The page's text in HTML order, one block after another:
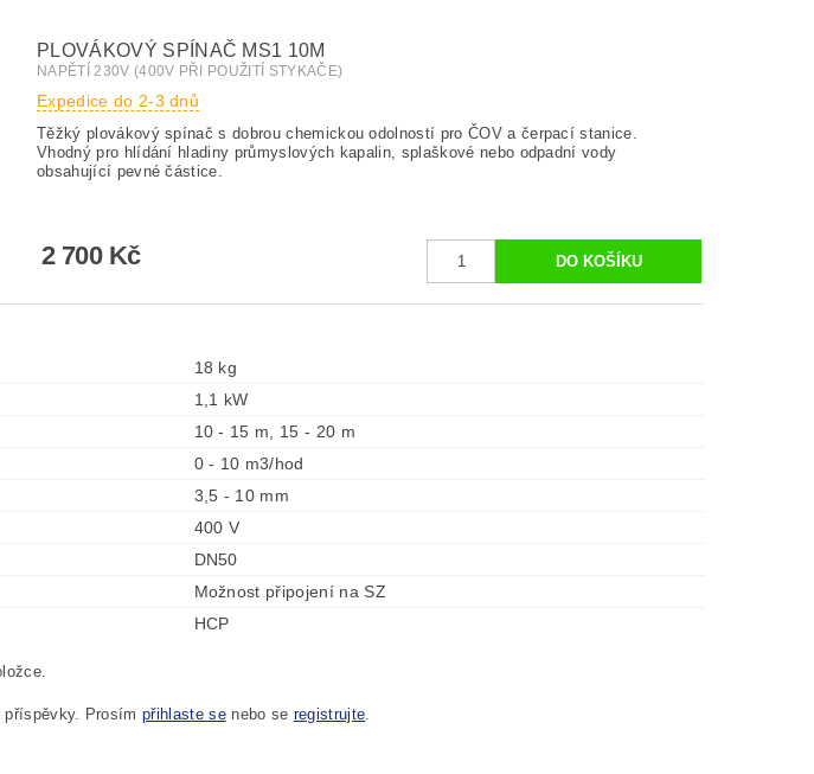
PLOVÁKOVÝ SPÍNAČ MS1 10M
NAPĚTÍ 230V (400V PŘI POUŽITÍ STYKAČE)
Expedice do 2-3 dnů
Těžký plovákový spínač s dobrou chemickou odolností pro ČOV a čerpací stanice.
Vhodný pro hlídání hladiny průmyslových kapalin, splaškové nebo odpadní vody
obsahující pevné částice.
2 700 Kč
18 kg
1,1 kW
10 - 15 m, 15 - 20 m
0 - 10 m3/hod
3,5 - 10 mm
400 V
DN50
Možnost připojení na SZ
HCP
příspěvky. Prosímpřihlaste senebo se registrujte